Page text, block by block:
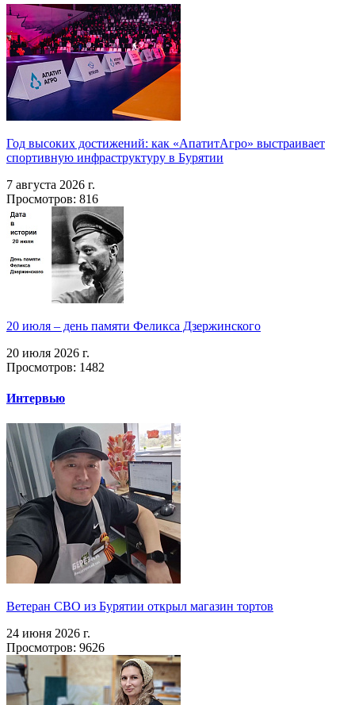
Год высоких достижений: как «АпатитАгро» выстраивает
спортивную инфраструктуру в Бурятии
7 августа 2026 г.
Просмотров: 816
20 июля – день памяти Феликса Дзержинского
20 июля 2026 г.
Просмотров: 1482
Интервью
Ветеран СВО из Бурятии открыл магазин тортов
24 июня 2026 г.
Просмотров: 9626